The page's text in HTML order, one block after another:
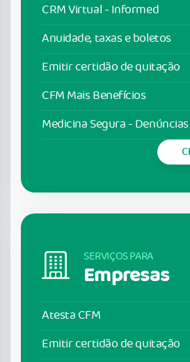
CRM Virtual - Informed
Anuidade, taxas e boletos
Emitir certidão de quitação
CFM Mais Benefícios
Medicina Segura - Denúncias
SERVIÇOS PARA
Empresas
Atesta CFM
Emitir certidão de quitação